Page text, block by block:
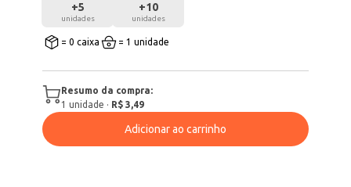
+5
unidades
+10
unidades
= 0 caixa = 1 unidade
Resumo da compra:
1 unidade · R$ 3,49
Adicionar ao carrinho